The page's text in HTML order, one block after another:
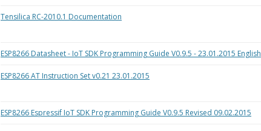
Tensilica RC-2010.1 Documentation
ESP8266 Datasheet - IoT SDK Programming Guide V0.9.5 - 23.01.2015 English
ESP8266 AT Instruction Set v0.21 23.01.2015
ESP8266 Espressif IoT SDK Programming Guide V0.9.5 Revised 09.02.2015